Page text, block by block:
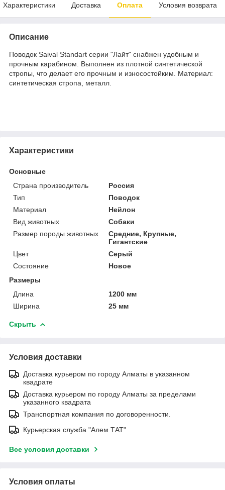
Характеристики Доставка Оплата Условия возврата
Описание
Поводок Saival Standart серии "Лайт" снабжен удобным и
прочным карабином. Выполнен из плотной синтетической
стропы, что делает его прочным и износостойким. Материал:
синтетическая стропа, металл.
Характеристики
Основные
Страна производитель
Россия
Тип
Поводок
Материал
Нейлон
Вид животных
Собаки
Размер породы животных
Средние, Крупные,
Гигантские
Цвет
Серый
Состояние
Новое
Размеры
Длина
1200 мм
Ширина
25 мм
Скрыть
Условия доставки
Доставка курьером по городу Алматы в указанном
квадрате
Доставка курьером по городу Алматы за пределами
указанного квадрата
Транспортная компания по договоренности.
Курьерская служба "Алем ТАТ"
Все условия доставки
Условия оплаты